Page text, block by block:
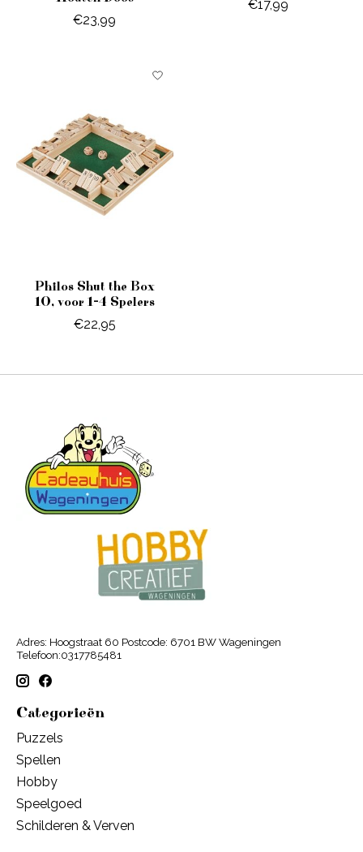
€23,99
€17,99
Philos Shut the Box
10, voor 1-4 Spelers
€22,95
Adres: Hoogstraat 60 Postcode: 6701 BW Wageningen
Telefoon:0317785481
Categorieën
Puzzels
Spellen
Hobby
Speelgoed
Schilderen & Verven